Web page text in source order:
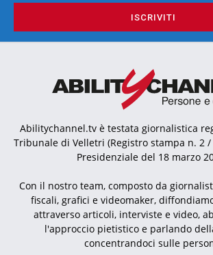
ISCRIVITI
Abilitychannel.tv è testata giornalistica
Tribunale di Velletri (Registro stampa n. 2 /
Presidenziale del 18 marzo
Con il nostro team, composto da
fiscali, grafici e videomaker,
attraverso articoli, interviste e video,
l'approccio pietistico e parlando
concentrandoci sulle